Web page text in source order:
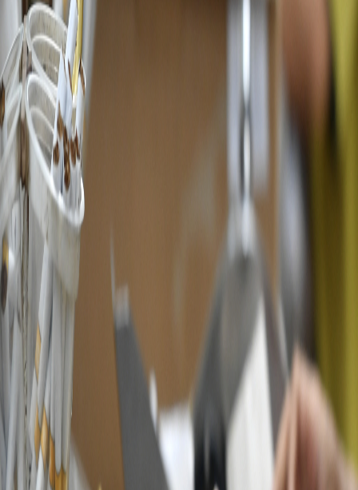
Literasi Umat